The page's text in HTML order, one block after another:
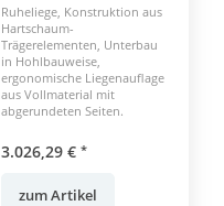
Ruheliege, Konstruktion aus
Hartschaum-
Trägerelementen, Unterbau
in Hohlbauweise,
ergonomische Liegenauflage
aus Vollmaterial mit
abgerundeten Seiten.
3.026,29 € *
zum Artikel